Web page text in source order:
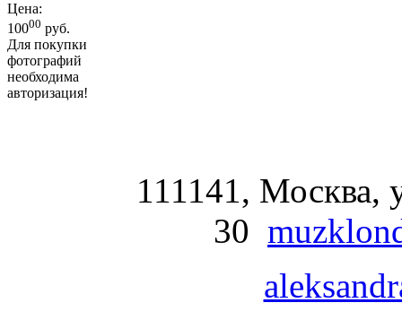
Цена:
10000 руб.
Для покупки
фотографий
необходима
авторизация!
111141, Москва,
30